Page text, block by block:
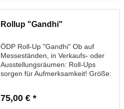
Rollup "Gandhi"
ÖDP Roll-Up "Gandhi" Ob auf
Messeständen, in Verkaufs- oder
Ausstellungsräumen: Roll-Ups
sorgen für Aufmerksamkeit! Größe:
75,00 € *